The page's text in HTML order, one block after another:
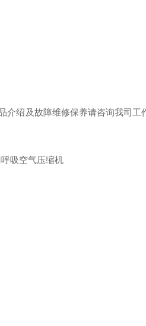
介绍及故障维修保养请咨询我司工